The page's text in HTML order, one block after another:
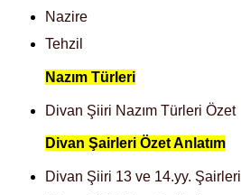
Nazire
Tehzil
Nazım Türleri
Divan Şiiri Nazım Türleri Özet
Divan Şairleri Özet Anlatım
Divan Şiiri 13 ve 14.yy. Şairleri